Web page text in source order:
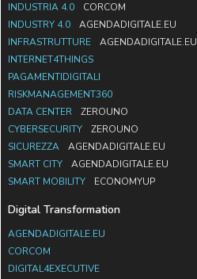
INDUSTRIA 4.0
CORCOM
INDUSTRY 4.0
AGENDADIGITALE.EU
INFRASTRUTTURE
AGENDADIGITALE.EU
INTERNET4THINGS
PAGAMENTIDIGITALI
RISKMANAGEMENT360
DATA CENTER
ZEROUNO
CYBERSECURITY
ZEROUNO
SICUREZZA
AGENDADIGITALE.EU
SMART CITY
AGENDADIGITALE.EU
SMART MOBILITY
ECONOMYUP
Digital Transformation
AGENDADIGITALE.EU
CORCOM
DIGITAL4EXECUTIVE